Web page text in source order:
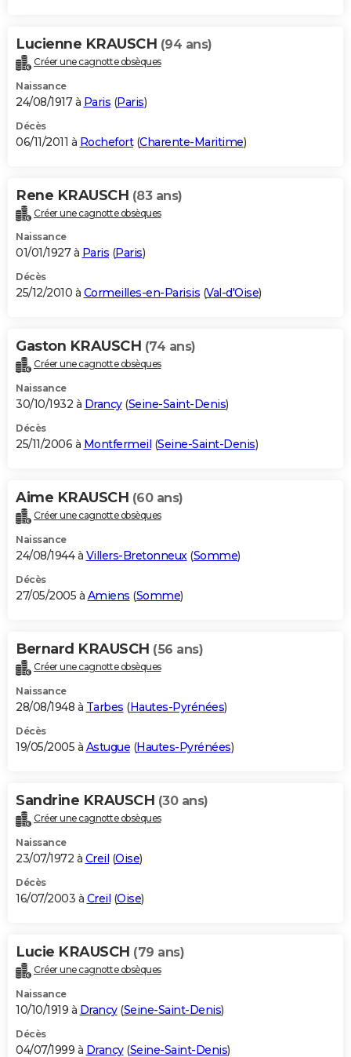
Lucienne KRAUSCH (94 ans)
Créer une cagnotte obsèques
Naissance
24/08/1917 à Paris (Paris)
Décès
06/11/2011 à Rochefort(Charente-Maritime)
Rene KRAUSCH (83 ans)
Créer une cagnotte obsèques
Naissance
01/01/1927 à Paris (Paris)
Décès
25/12/2010 à Cormeilles-en-Parisis (Val-d'Oise)
Gaston KRAUSCH (74 ans)
Créer une cagnotte obsèques
Naissance
30/10/1932 à Drancy(Seine-Saint-Denis)
Décès
25/11/2006 à Montfermeil (Seine-Saint-Denis)
Aime KRAUSCH (60 ans)
Créer une cagnotte obsèques
Naissance
24/08/1944 à Villers-Bretonneux(Somme)
Décès
27/05/2005 à Amiens (Somme)
Bernard KRAUSCH (56 ans)
Créer une cagnotte obsèques
Naissance
28/08/1948 à Tarbes (Hautes-Pyrénées)
Décès
19/05/2005 à Astugue (Hautes-Pyrénées)
Sandrine KRAUSCH (30 ans)
Créer une cagnotte obsèques
Naissance
23/07/1972 à Creil (Oise)
Décès
16/07/2003 à Creil (Oise)
Lucie KRAUSCH (79 ans)
Créer une cagnotte obsèques
Naissance
10/10/1919 à Drancy(Seine-Saint-Denis)
Décès
04/07/1999 à Drancy(Seine-Saint-Denis)